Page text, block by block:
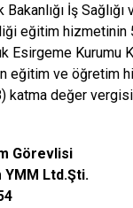
İş
eğitim hizmetinin
Esirgeme Kurumu
eğitim ve öğretim
katma değer
Görevlisi
Ltd.Şti.